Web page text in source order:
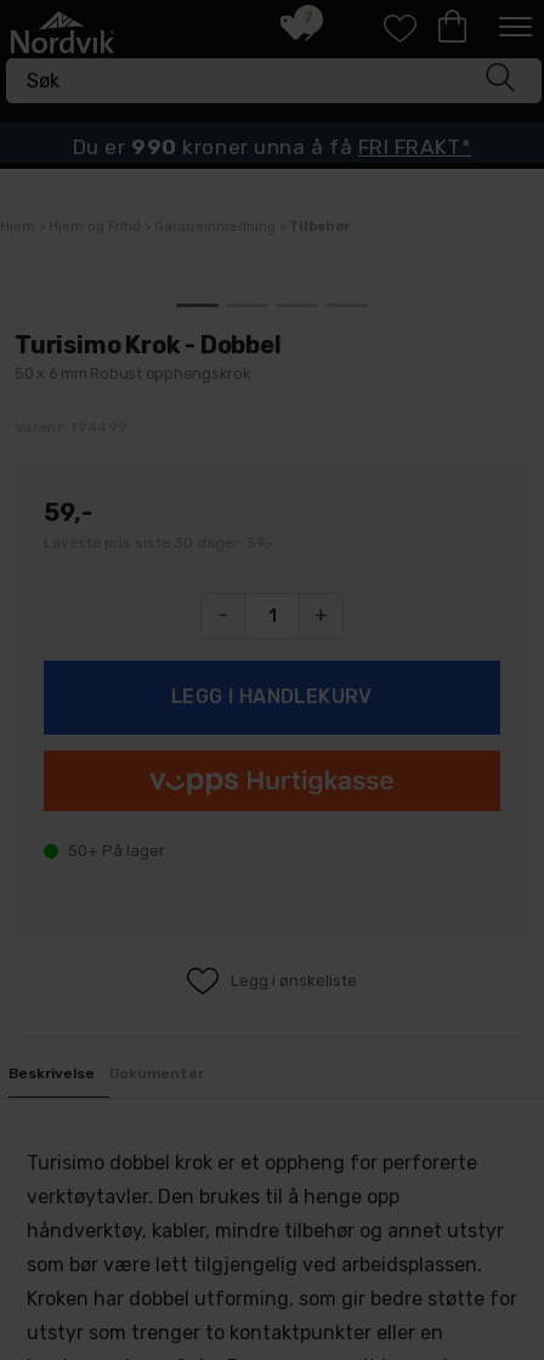
7
Du er 990 kroner unna å få FRI FRAKT*
Turisimo Krok - Dobbel
50 x 6 mm Robust opphengskrok
59,-
- +
50+ På lager
Legg i ønskeliste
Beskrivelse Dokumenter
Turisimo dobbel krok er et oppheng for perforerte
verktøytavler. Den brukes til å henge opp
håndverktøy, kabler, mindre tilbehør og annet utstyr
som bør være lett tilgjengelig ved arbeidsplassen.
Kroken har dobbel utforming, som gir bedre støtte for
utstyr som trenger to kontaktpunkter eller en